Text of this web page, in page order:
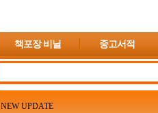
책포장 비닐 중고서적
NEW UPDATE